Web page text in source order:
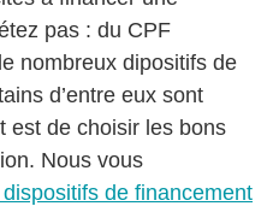
pas : du CPF
nombreux dipositifs de
d’entre eux sont
est de choisir les bons
Nous vous
de financement